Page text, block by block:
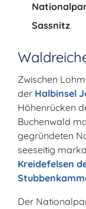
Sassnitz
Zwischen
der Halbinsel
Höhenrücken
Buchenwald
gegründeten
seeseitig
Kreidefelsen
Der